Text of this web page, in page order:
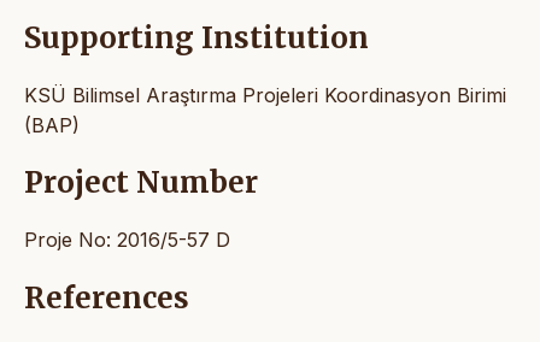
Supporting Institution
KSÜ Bilimsel Araştırma Projeleri Koordinasyon Birimi
(BAP)
Project Number
Proje No: 2016/5-57 D
References